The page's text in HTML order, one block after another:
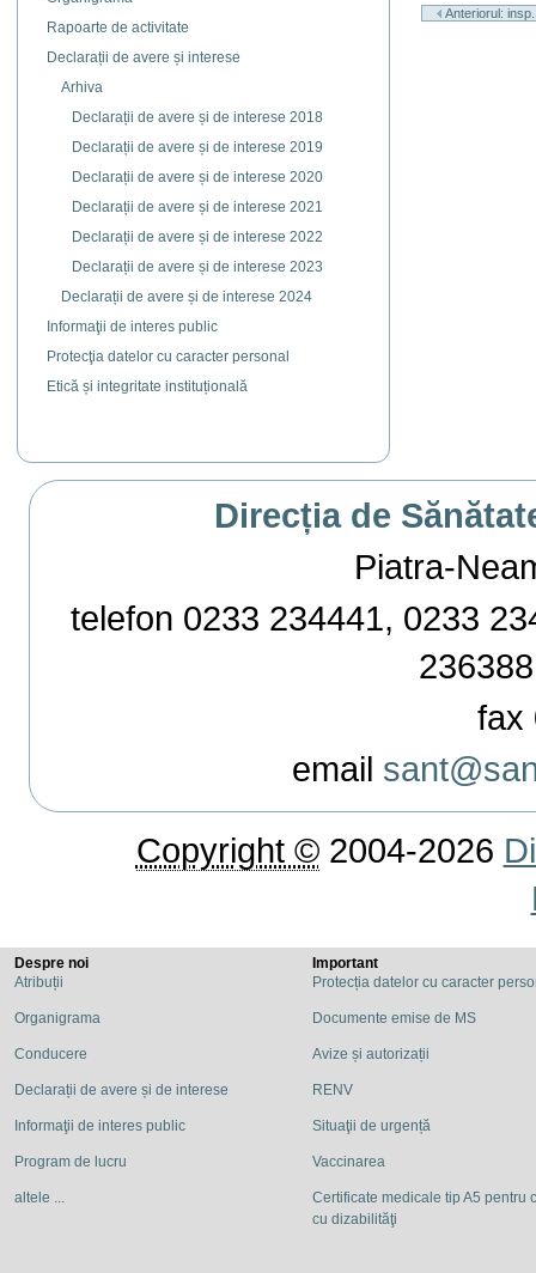
Rapoarte de activitate
Declarații de avere și interese
Arhiva
Declarații de avere și de interese 2018
Declarații de avere și de interese 2019
Declarații de avere și de interese 2020
Declarații de avere și de interese 2021
Declarații de avere și de interese 2022
Declarații de avere și de interese 2023
Declarații de avere și de interese 2024
Informaţii de interes public
Protecţia datelor cu caracter personal
Etică și integritate instituțională
document
Anteriorul:
Direcția de
Piatra-
telefon 0233 234441, 0233
fax
email
Copyright ©2004-2026
Despre noi
Atribuții
Organigrama
Conducere
Declarații de avere și de interese
Informaţii de interes public
Program de lucru
altele ...
Important
Protecția datelor cu caracter
Documente emise de MS
Avize și autorizații
RENV
Situaţii de urgență
Vaccinarea
Certificate medicale tip A5 pentru
cu dizabilităţi